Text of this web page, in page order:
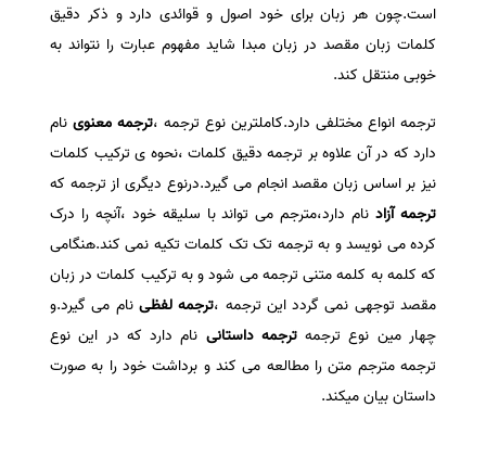
است.چون هر زبان برای خود اصول و قوائدی دارد و ذکر دقیق
کلمات زبان مقصد در زبان مبدا شاید مفهوم عبارت را نتواند به
خوبی منتقل کند.
ترجمه انواع مختلفی دارد.کاملترین نوع ترجمه ،ترجمه معنوی نام
دارد که در آن علاوه بر ترجمه دقیق کلمات ،نحوه ی ترکیب کلمات
نیز بر اساس زبان مقصد انجام می گیرد.درنوع دیگری از ترجمه که
ترجمه آزادنام دارد،مترجم می تواند با سلیقه خود ،آنچه را درک
کرده می نویسد و به ترجمه تک تک کلمات تکیه نمی کند.هنگامی
که کلمه به کلمه متنی ترجمه می شود و به ترکیب کلمات در زبان
مقصد توجهی نمی گردد این ترجمه ،ترجمه لفظی نام می گیرد.و
چهار مین نوع ترجمهترجمه داستانی نام دارد که در این نوع
ترجمه مترجم متن را مطالعه می کند و برداشت خود را به صورت
داستان بیان میکند.